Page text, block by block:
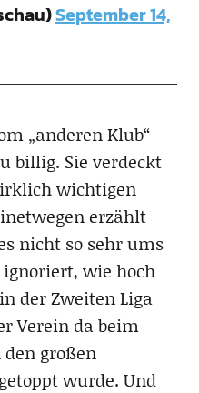
September 14,
„anderen Klub“
billig. Sie verdeckt
wichtigen
erzählt
nicht so sehr ums
ignoriert, wie hoch
der Zweiten Liga
Verein da beim
großen
wurde. Und